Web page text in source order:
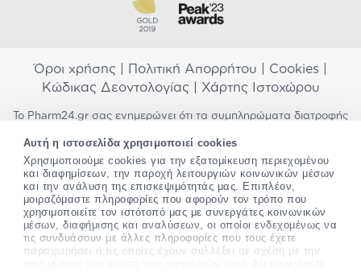
Αυτή η ιστοσελίδα χρησιμοποιεί cookies
Χρησιμοποιούμε cookies για την εξατομίκευση περιεχομένου
και διαφημίσεων, την παροχή λειτουργιών κοινωνικών μέσων
και την ανάλυση της επισκεψιμότητάς μας. Επιπλέον,
μοιραζόμαστε πληροφορίες που αφορούν τον τρόπο που
χρησιμοποιείτε τον ιστότοπό μας με συνεργάτες κοινωνικών
μέσων, διαφήμισης και αναλύσεων, οι οποίοι ενδεχομένως να
τις συνδυάσουν με άλλες πληροφορίες που τους έχετε
παραχωρήσει ή τις οποίες έχουν συλλέξει σε σχέση με την
Όροι χρήσης Πολιτική Απορρήτου Cookies
Κώδικας Δεοντολογίας| Χάρτης Ιστοχώρου
Το Pharm24.gr σας ενημερώνει ότι τα συμπληρώματα διατροφής
προορίζονται για την πρόληψη, αγωγή ή θεραπεία ανθρώπινης
νόσου. Συμβουλευτείτε τον γιατρό σας εάν είστε έγκυος,
θηλάζετε, ακολουθείτε παράλληλα φαρμακευτική αγωγή ή
αντιμετωπίζετε προβλήματα υγείας πριν χρησιμοποιήσετε
οποιοδήποτε συμπλήρωμα διατροφής. Προσπαθούμε διαρκώς να
σας παρέχουμε ακριβείς και έγκυρες πληροφορίες. Σε περίπτωση
που έχετε κάποια ερώτηση ή παρατήρηση σχετικά με αυτές,
παρακαλώεπικοινωνήστε μαζί μας.